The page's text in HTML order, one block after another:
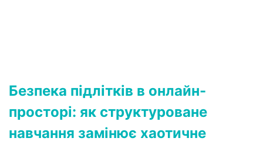
Безпека підлітків в онлайн-
просторі: як структуроване
навчання замінює хаотичне